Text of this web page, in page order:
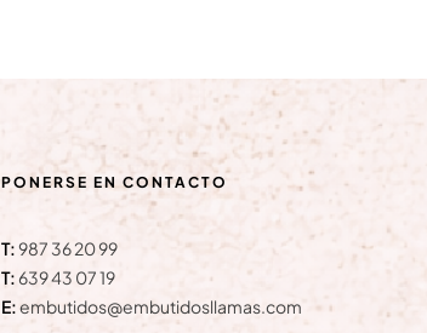
PONERSE EN CONTACTO
T:987 36 20 99
T: 639 43 07 19
E:embutidos@embutidosllamas.com